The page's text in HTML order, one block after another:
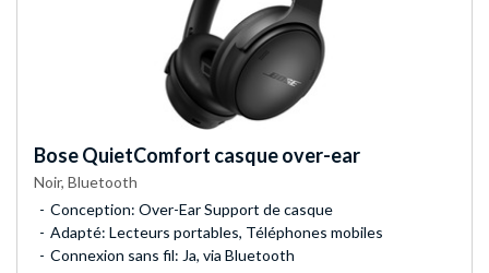
BoseQuietComfort casque over-ear
Noir, Bluetooth
Conception: Over-Ear Support de casque
Adapté: Lecteurs portables, Téléphones mobiles
Connexion sans fil: Ja, via Bluetooth